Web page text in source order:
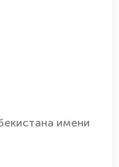
имени